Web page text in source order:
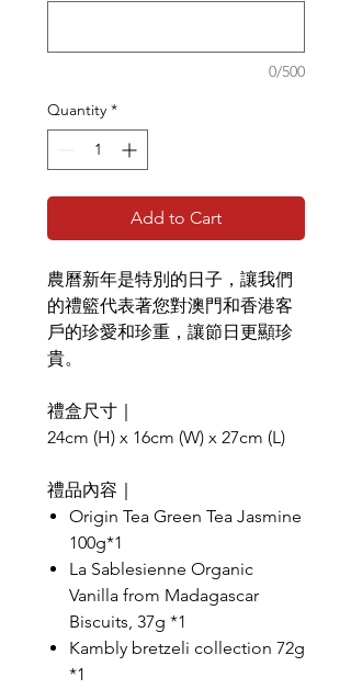
0/500
Quantity *
Add to Cart
農曆新年是特別的日子，讓我們
的禮籃代表著您對澳門和香港客
戶的珍愛和珍重，讓節日更顯珍
貴。
禮盒尺寸｜
24cm (H) x 16cm (W) x 27cm (L)
禮品內容｜
Origin Tea Green Tea Jasmine
100g*1
La Sablesienne Organic
Vanilla from Madagascar
Biscuits, 37g *1
Kambly bretzeli collection 72g
*1